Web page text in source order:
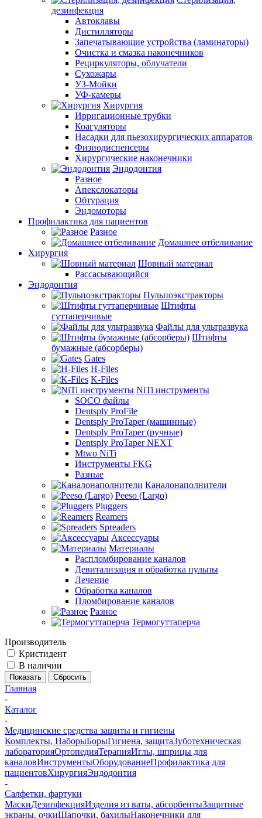
дезинфекция
Автоклавы
Дистилляторы
Запечатывающие устройства (ламинаторы)
Очистка и смазка наконечников
Рециркуляторы, облучатели
Сухожары
УЗ-Мойки
УФ-камеры
Хирургия
Ирригационные трубки
Коагуляторы
Насадки для пьезохирургических аппаратов
Физиодиспенсеры
Хирургические наконечники
Эндодонтия
Разное
Апекслокаторы
Обтурация
Эндомоторы
Профилактика для пациентов
Разное
Домашнее отбеливание
Хирургия
Шовный материал
Рассасывающийся
Эндодонтия
Пульпоэкстракторы
Штифты
гуттаперчивые
Файлы для ультразвука
Штифты
бумажные (абсорберы)
Gates
H-Files
K-Files
NiTi инструменты
SOCO файлы
Dentsply ProFile
Dentsply ProTaper (машинные)
Dentsply ProTaper (ручные)
Dentsply ProTaper NEXT
Mtwo NiTi
Инструменты FKG
Разные
Каналонаполнители
Peeso (Largo)
Pluggers
Reamers
Spreaders
Аксессуары
Материалы
Распломбирование каналов
Девитализация и обработка пульпы
Лечение
Обработка каналов
Пломбирование каналов
Разное
Термогуттаперча
Производитель
Кристидент
В наличии
Сбросить
Главная
-
Каталог
-
Медицинские средства защиты и гигиены
Комплекты, НаборыБорыГигиена, защитаЗуботехническая
лабораторияОртопедияТерапияИглы, шприцы для
каналовИнструментыОборудованиеПрофилактика для
пациентовХирургияЭндодонтия
-
Салфетки, фартуки
МаскиДезинфекцияИзделия из ваты, абсорбентыЗащитные
экраны, очкиШапочки, бахилыНаконечники для